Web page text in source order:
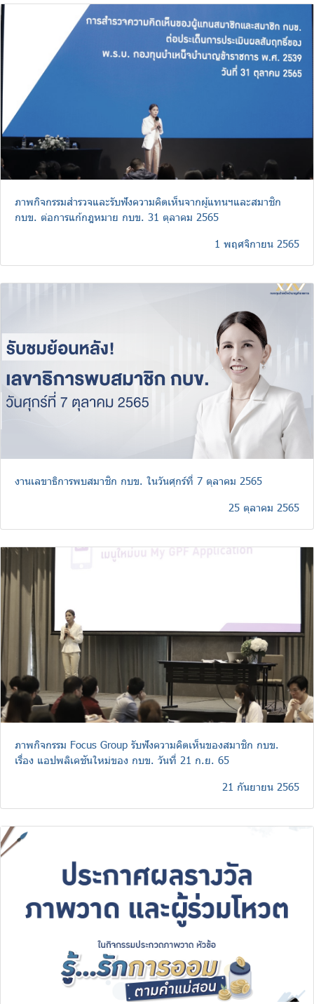
ภาพกิจกรรมสำรวจและรับฟังความคิดเห็นจากผู้แทนฯและสมาชิก
กบข. ต่อการแก้กฎหมาย กบข. 31 ตุลาคม 2565
1 พฤศจิกายน 2565
งานเลขาธิการพบสมาชิก กบข. ในวันศุกร์ที่ 7 ตุลาคม 2565
25 ตุลาคม 2565
ภาพกิจกรรม Focus Group รับฟังความคิดเห็นของสมาชิก กบข.
เรื่อง แอปพลิเคชันใหม่ของ กบข. วันที่ 21 ก.ย. 65
21 กันยายน 2565